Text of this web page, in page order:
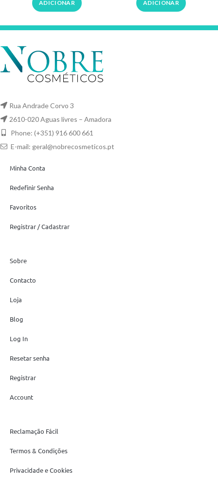
ADICIONAR ADICIONAR
Rua Andrade Corvo 3
2610-020 Aguas livres – Amadora
Phone: (+351) 916 600 661
E-mail: geral@nobrecosmeticos.pt
Minha Conta
Redefinir Senha
Favoritos
Registrar / Cadastrar
Sobre
Contacto
Loja
Blog
Log In
Resetar senha
Registrar
Account
Reclamação Fácil
Termos & Condições
Privacidade e Cookies